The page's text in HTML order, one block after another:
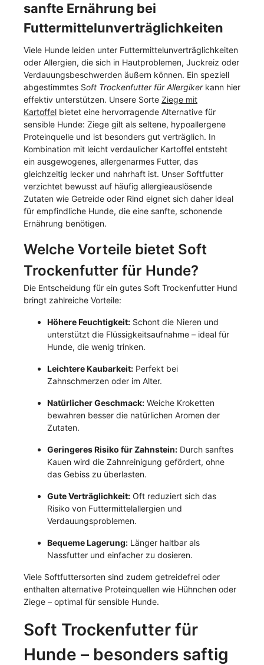
sanfte Ernährung bei
Futtermittelunverträglichkeiten
Viele Hunde leiden unter Futtermittelunverträglichkeiten
oder Allergien, die sich in Hautproblemen, Juckreiz oder
Verdauungsbeschwerden äußern können. Ein speziell
abgestimmtes Soft Trockenfutter für Allergikerkann hier
effektiv unterstützen. Unsere Sorte Ziege mit
Kartoffel bietet eine hervorragende Alternative für
sensible Hunde: Ziege gilt als seltene, hypoallergene
Proteinquelle und ist besonders gut verträglich. In
Kombination mit leicht verdaulicher Kartoffel entsteht
ein ausgewogenes, allergenarmes Futter, das
gleichzeitig lecker und nahrhaft ist. Unser Softfutter
verzichtet bewusst auf häufig allergieauslösende
Zutaten wie Getreide oder Rind eignet sich daher ideal
für empfindliche Hunde, die eine sanfte, schonende
Ernährung benötigen.
Welche Vorteile bietet Soft
Trockenfutter für Hunde?
Die Entscheidung für ein gutes Soft Trockenfutter Hund
bringt zahlreiche Vorteile:
Höhere Feuchtigkeit: Schont die Nieren und
unterstützt die Flüssigkeitsaufnahme – ideal für
Hunde, die wenig trinken.
Leichtere Kaubarkeit: Perfekt bei
Zahnschmerzen oder im Alter.
Natürlicher Geschmack: Weiche Kroketten
bewahren besser die natürlichen Aromen der
Zutaten.
Geringeres Risiko für Zahnstein: Durch sanftes
Kauen wird die Zahnreinigung gefördert, ohne
das Gebiss zu überlasten.
Gute Verträglichkeit: Oft reduziert sich das
Risiko von Futtermittelallergien und
Verdauungsproblemen.
Bequeme Lagerung: Länger haltbar als
Nassfutter und einfacher zu dosieren.
Viele Softfuttersorten sind zudem getreidefrei oder
enthalten alternative Proteinquellen wie Hühnchen oder
Ziege – optimal für sensible Hunde.
Soft Trockenfutter für
Hunde – besonders saftig